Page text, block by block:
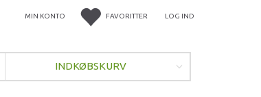
FAVORITTER LOG IND
MIN KONTO
INDKØBSKURV